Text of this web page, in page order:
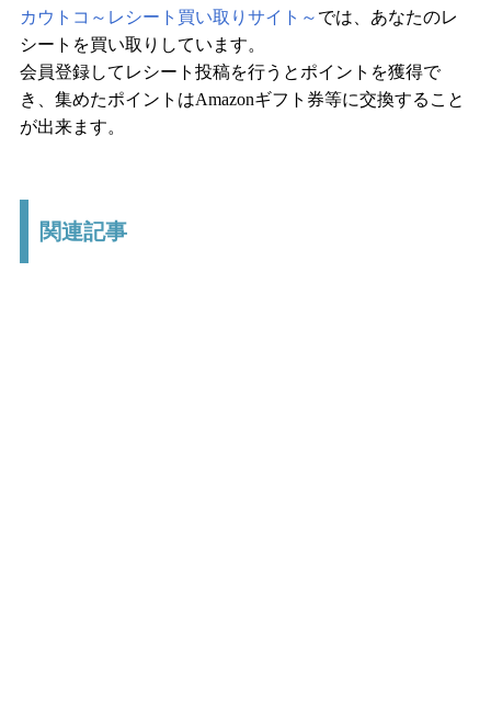
カウトコ～レシート買い取りサイト～ では、あなたのレ
シートを買い取りしています。
会員登録してレシート投稿を行うとポイントを獲得で
き、集めたポイントはAmazonギフト券等に交換すること
が出来ます。
関連記事